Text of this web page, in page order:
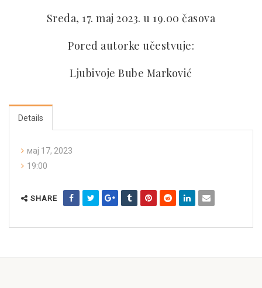
Sreda, 17. maj 2023. u 19.00 časova
Pored autorke učestvuje:
Ljubivoje Bube Marković
Details
мај 17, 2023
19:00
SHARE